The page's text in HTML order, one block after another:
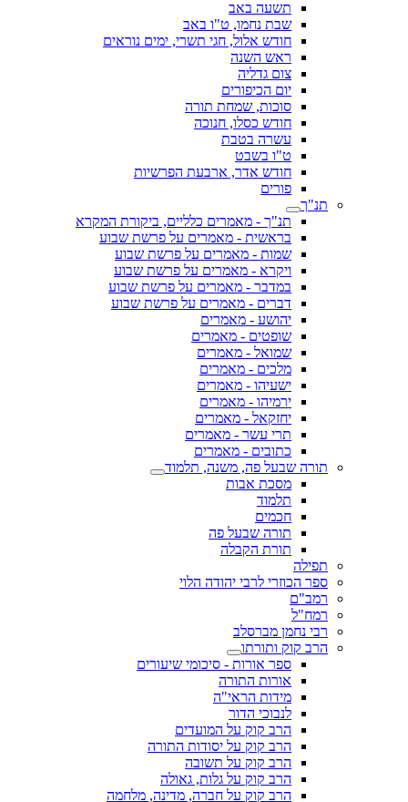
תשעה באב
שבת נחמו, ט"ו באב
חודש אלול, חגי תשרי, ימים נוראים
ראש השנה
צום גדליה
יום הכיפורים
סוכות, שמחת תורה
חודש כסלו, חנוכה
עשרה בטבת
ט"ו בשבט
חודש אדר, ארבעת הפרשיות
פורים
תנ"ך
תנ"ך - מאמרים כלליים, ביקורת המקרא
בראשית - מאמרים על פרשת שבוע
שמות - מאמרים על פרשת שבוע
ויקרא - מאמרים על פרשת שבוע
במדבר - מאמרים על פרשת שבוע
דברים - מאמרים על פרשת שבוע
יהושע - מאמרים
שופטים - מאמרים
שמואל - מאמרים
מלכים - מאמרים
ישעיהו - מאמרים
ירמיהו - מאמרים
יחזקאל - מאמרים
תרי עשר - מאמרים
כתובים - מאמרים
תורה שבעל פה, משנה, תלמוד
מסכת אבות
תלמוד
חכמים
תורה שבעל פה
תורת הקבלה
תפילה
ספר הכוזרי לרבי יהודה הלוי
רמב"ם
רמח"ל
רבי נחמן מברסלב
הרב קוק ותורתו
ספר אורות - סיכומי שיעורים
אורות התורה
מידות הראי"ה
לנבוכי הדור
הרב קוק על המועדים
הרב קוק על יסודות התורה
הרב קוק על תשובה
הרב קוק על גלות, גאולה
הרב קוק על חברה, מדינה, מלחמה